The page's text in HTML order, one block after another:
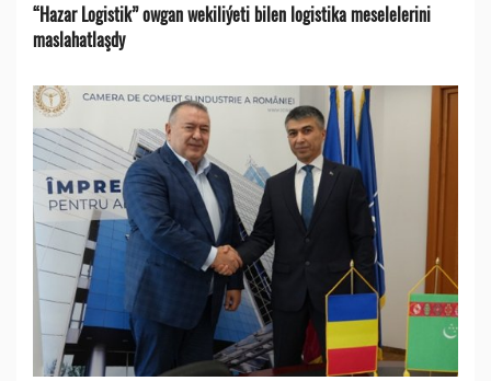
“Hazar Logistik” owgan wekiliýeti bilen logistika meselelerini
maslahatlaşdy